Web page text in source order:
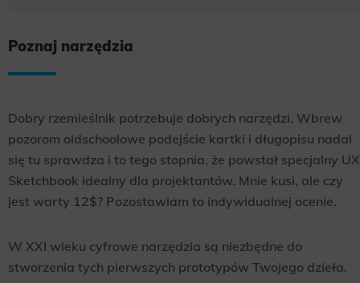
Poznaj narzędzia
Dobry rzemieślnik potrzebuje dobrych narzędzi. Wbrew
pozorom oldschoolowe podejście kartki i długopisu nadal
się tu sprawdza i to tego stopnia, że powstał specjalny UX
Sketchbook idealny dla projektantów. Mnie kusi, ale czy
jest warty 12$? Pozostawiam to indywidualnej ocenie.
W XXI wieku cyfrowe narzędzia są niezbędne do
stworzenia tych pierwszych prototypów Twojego dzieła.